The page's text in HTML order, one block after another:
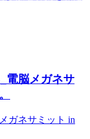
電脳メガネサ
ガネサミット in